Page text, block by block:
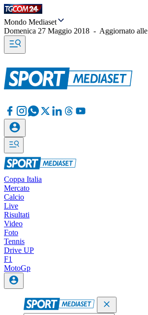
Mondo Mediaset
Domenica 27 Maggio 2018 - Aggiornato alle
Coppa Italia
Mercato
Calcio
Live
Risultati
Video
Foto
Tennis
Drive UP
F1
MotoGp